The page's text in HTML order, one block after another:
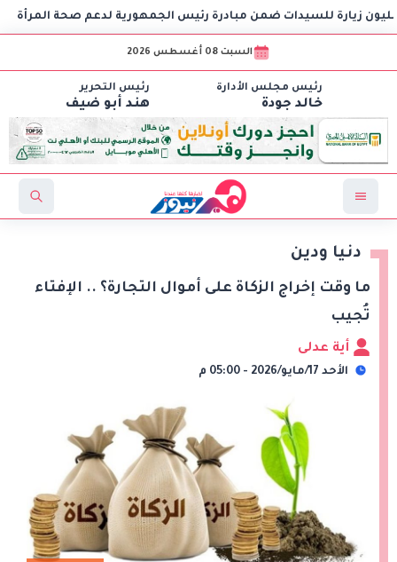
السبت 08 أغسطس 2026
رئيس مجلس الأدارة
خالد جودة
رئيس التحرير
هند أبو ضيف
دنيا ودين
ما وقت إخراج الزكاة على أموال التجارة؟ .. الإفتاء
تُجيب
أية عدلى
الأحد 17/مايو/2026 - 05:00 م